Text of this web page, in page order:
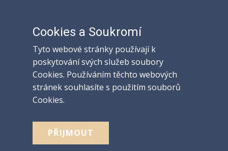
Cookies a Soukromí
Tyto webové stránky používají k
poskytování svých služeb soubory
Cookies. Používáním těchto webových
stránek souhlasíte s použitím souborů
Cookies.
PŘIJMOUT
Kde nás ještě najdete?
Naše provozovna
Cookies a Soukromí
Tyto webové stránky používají k
poskytování svých služeb soubory
Cookies. Používáním těchto webových
stránek souhlasíte s použitím souborů
Cookies.
PŘIJMOUT